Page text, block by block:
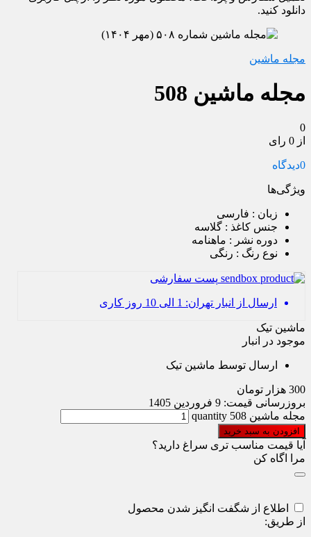
دانلود کنید.
مجله ماشین
مجله ماشین 508
0
از 0 رای
0دیدگاه
ویژگی‌ها
زبان : فارسی
جنس کاغذ : گلاسه
دوره نشر : ماهنامه
نوع رنگ : رنگی
پست سفارشی
ارسال از انبار تهران: 1 الی 10 روز کاری
ماشین تیک
موجود در انبار
ارسال توسط ماشین تیک
300 هزار تومان
بروزرسانی قیمت: 9 فروردین 1405
مجله ماشین 508 quantity
افزودن به سبد خرید
آیا قیمت مناسب تری سراغ دارید؟
مرا اگاه کن
اطلاع از شگفت انگیز شدن محصول
از طریق: